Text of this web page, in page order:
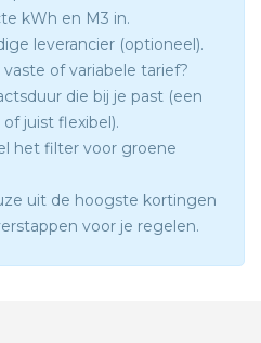
kWh en M3 in.
leverancier (optioneel).
vaste of variabele tarief?
die bij je past (een
juist flexibel).
het filter voor groene
uit de hoogste kortingen
voor je regelen.